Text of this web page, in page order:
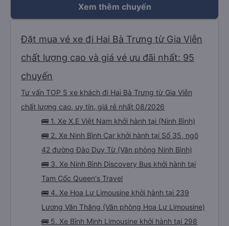
Xem thêm chuyến
Đặt mua vé xe đi Hai Bà Trưng từ Gia Viễn
chất lượng cao và giá vé ưu đãi nhất: 95
chuyến
Tư vấn TOP 5 xe khách đi Hai Bà Trưng từ Gia Viễn
chất lượng cao, uy tín, giá rẻ nhất 08/2026
🚌 1. Xe X.E Việt Nam khởi hành tại (Ninh Bình)
🚌 2. Xe Ninh Bình Car khởi hành tại Số 35, ngõ
42 đường Đào Duy Từ (Văn phòng Ninh Bình)
🚌 3. Xe Ninh Bình Discovery Bus khởi hành tại
Tam Cốc Queen's Travel
🚌 4. Xe Hoa Lư Limousine khởi hành tại 239
Lương Văn Thăng (Văn phòng Hoa Lư Limousine)
🚌 5. Xe Bình Minh Limousine khởi hành tại 298